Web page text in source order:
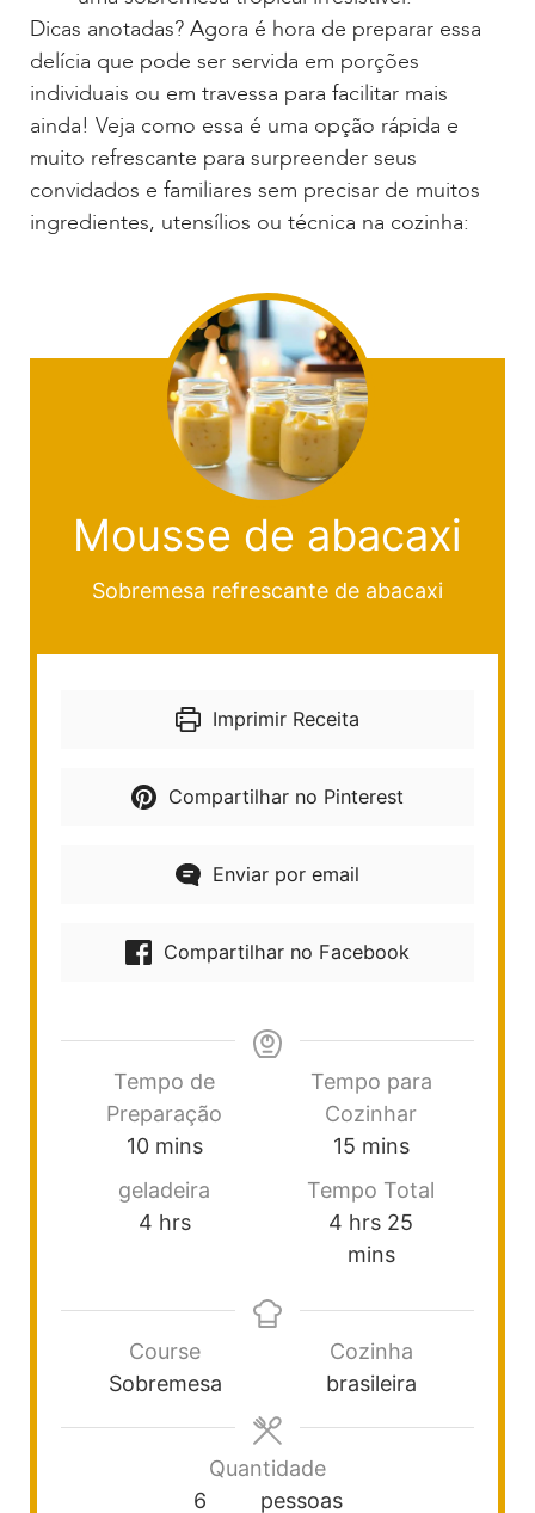
Dicas anotadas? Agora é hora de preparar essa
delícia que pode ser servida em porções
individuais ou em travessa para facilitar mais
ainda! Veja como essa é uma opção rápida e
muito refrescante para surpreender seus
convidados e familiares sem precisar de muitos
ingredientes, utensílios ou técnica na cozinha:
Mousse de abacaxi
Sobremesa refrescante de abacaxi
Imprimir Receita
Compartilhar no Pinterest
Enviar por email
Compartilhar no Facebook
Tempo de
Preparação
10 mins
Tempo para
Cozinhar
15 mins
geladeira
4 hrs
Tempo Total
4 hrs 25
mins
Course
Sobremesa
Cozinha
brasileira
Quantidade
6
pessoas